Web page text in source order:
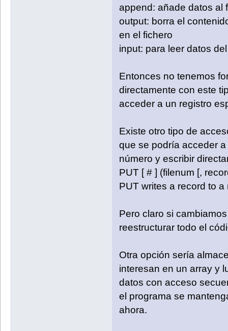
LOCATE 14,30:PRINT "EDAD:",EDAD
LOCATE 22,30:INPUT "¨Desea
END IF
REM FIN SUBRUTINA PARA

append: añade datos al
output: borra el
en el fichero
input: para leer datos
Entonces no tenemos
directamente con este
acceder a un registro
Existe otro tipo de
que se podría acceder
número y escribir
PUT [ # ] (filenum [,
PUT writes a record to a
Pero claro si
reestructurar todo el
Otra opción sería
interesan en un array y
datos con acceso
el programa se
ahora.